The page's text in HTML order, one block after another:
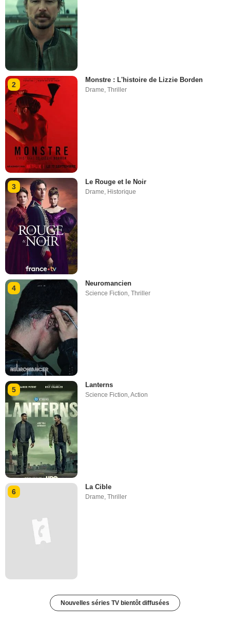
2
Monstre : L'histoire de Lizzie Borden
Drame,Thriller
3
Le Rouge et le Noir
Drame Historique
4
Neuromancien
Science Fiction,Thriller
5
Lanterns
Science Fiction,Action
6
La Cible
Drame ,Thriller
Nouvelles séries TV bientôt diffusées